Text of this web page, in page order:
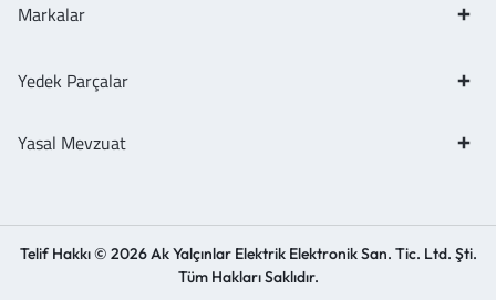
Markalar
Yedek Parçalar
Yasal Mevzuat
Telif Hakkı © 2026 Ak Yalçınlar Elektrik Elektronik San. Tic. Ltd. Şti.
Tüm Hakları Saklıdır.